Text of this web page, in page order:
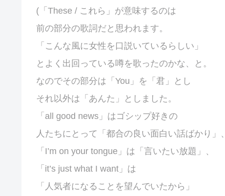
(「These / これら」が意味するのは
前の部分の歌詞だと思われます。
「こんな風に女性を口説いているらしい」
とよく出回っている噂を歌ったのかな、と。
なのでその部分は「You」を「君」とし
それ以外は「あんた」としました。
「all good news」はゴシップ好きの
人たちにとって「都合の良い面白い話ばかり」、
「I’m on your tongue」は「言いたい放題」、
「it’s just what I want」は
「人気者になることを望んでいたから」